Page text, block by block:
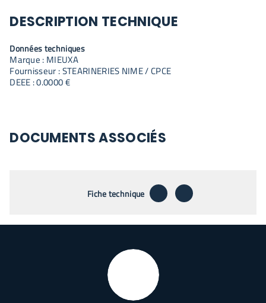
DESCRIPTION TECHNIQUE
Données techniques
Marque : MIEUXA
Fournisseur : STEARINERIES NIME / CPCE
DEEE : 0.0000 €
DOCUMENTS ASSOCIÉS
Fiche technique téléchargerenvoyer par